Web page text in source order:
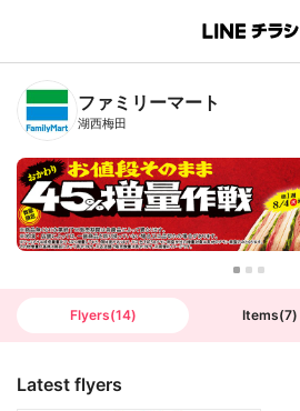
B
n
T
ファミリーマート
湖西梅田
Flyers(14) Items(7)
Latest flyers